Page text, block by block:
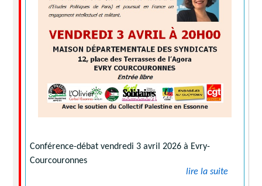
Conférence-débat vendredi 3 avril 2026 à Evry-
Courcouronnes
lire la suite